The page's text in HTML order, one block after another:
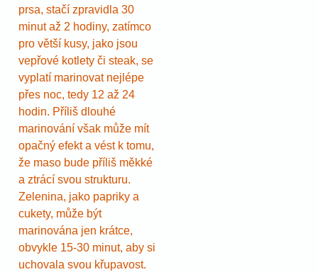
prsa, stačí zpravidla 30
minut až 2 hodiny, zatímco
pro větší kusy, jako jsou
vepřové kotlety či steak, se
vyplatí marinovat nejlépe
přes noc, tedy 12 až 24
hodin. Příliš dlouhé
marinování však může mít
opačný efekt a vést k tomu,
že maso bude příliš měkké
a ztrácí svou strukturu.
Zelenina, jako papriky a
cukety, může být
marinována jen krátce,
obvykle 15-30 minut, aby si
uchovala svou křupavost.